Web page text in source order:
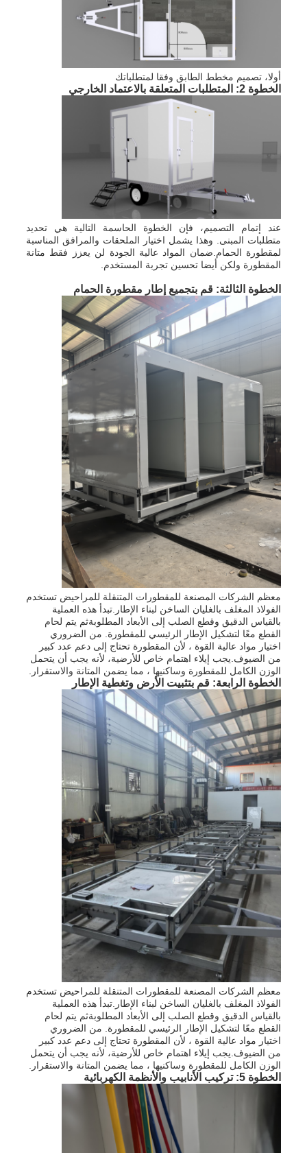
أولا، تصميم مخطط الطابق وفقا لمتطلباتك
الخطوة 2: المتطلبات المتعلقة بالاعتماد الخارجي
عند إتمام التصميم، فإن الخطوة الحاسمة التالية هي تحديد
متطلبات المبنى. وهذا يشمل اختيار الملحقات والمرافق المناسبة
لمقطورة الحمام.ضمان المواد عالية الجودة لن يعزز فقط متانة
المقطورة ولكن أيضا تحسين تجربة المستخدم.
الخطوة الثالثة: قم بتجميع إطار مقطورة الحمام
معظم الشركات المصنعة للمقطورات المتنقلة للمراحيض تستخدم
الفولاذ المغلف بالغليان الساخن لبناء الإطار.تبدأ هذه العملية
بالقياس الدقيق وقطع الصلب إلى الأبعاد المطلوبةثم يتم لحام
القطع معًا لتشكيل الإطار الرئيسي للمقطورة. من الضروري
اختيار مواد عالية القوة ، لأن المقطورة تحتاج إلى دعم عدد كبير
من الضيوف.يجب إيلاء اهتمام خاص للأرضية، لأنه يجب أن يتحمل
الوزن الكامل للمقطورة وساكنيها ، مما يضمن المتانة والاستقرار.
الخطوة الرابعة: قم بتثبيت الأرض وتغطية الإطار
معظم الشركات المصنعة للمقطورات المتنقلة للمراحيض تستخدم
الفولاذ المغلف بالغليان الساخن لبناء الإطار.تبدأ هذه العملية
بالقياس الدقيق وقطع الصلب إلى الأبعاد المطلوبةثم يتم لحام
القطع معًا لتشكيل الإطار الرئيسي للمقطورة. من الضروري
اختيار مواد عالية القوة ، لأن المقطورة تحتاج إلى دعم عدد كبير
من الضيوف.يجب إيلاء اهتمام خاص للأرضية، لأنه يجب أن يتحمل
الوزن الكامل للمقطورة وساكنيها ، مما يضمن المتانة والاستقرار.
الخطوة 5: تركيب الأنابيب والأنظمة الكهربائية